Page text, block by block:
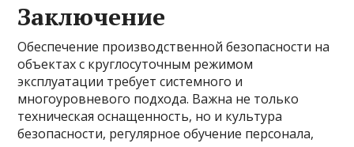
Заключение
Обеспечение производственной безопасности на
объектах с круглосуточным режимом
эксплуатации требует системного и
многоуровневого подхода. Важна не только
техническая оснащенность, но и культура
безопасности, регулярное обучение персонала,